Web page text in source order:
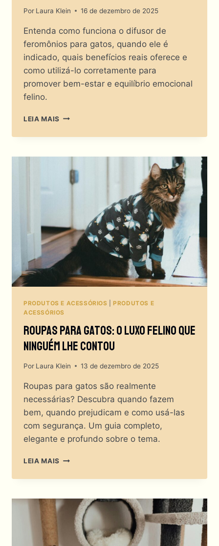
Por Laura Klein 16 de dezembro de 2025
Entenda como funciona o difusor de
feromônios para gatos, quando ele é
indicado, quais benefícios reais oferece e
como utilizá-lo corretamente para
promover bem-estar e equilíbrio emocional
felino.
LEIA MAIS DIFUSOR
FEROMÔNIOS
GATOS:
CONFORTO
CIENTÍFICO
PRODUTOS E ACESSÓRIOS |PRODUTOS E
ACESSÓRIOS
Roupas Para Gatos: O Luxo Felino Que
Ninguém Lhe Contou
Por Laura Klein 13 de dezembro de 2025
Roupas para gatos são realmente
necessárias? Descubra quando fazem
bem, quando prejudicam e como usá-las
com segurança. Um guia completo,
elegante e profundo sobre o tema.
LEIA MAIS ROUPAS
GATOS:
LUXO
FELINO
QUE
NINGUÉM